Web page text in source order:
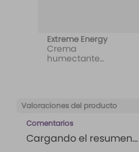
Extreme Energy
Crema
humectante
Valoraciones del producto
Comentarios
Cargando el resumen…